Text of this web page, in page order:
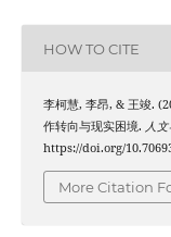
HOW TO CITE
李柯慧, 李昂, & 王竣.
作转向与现实困境. 人
https://doi.org/
More Citation